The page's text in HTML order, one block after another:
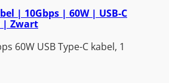
| 10Gbps | 60W | USB-C
| Zwart
60W USB Type-C kabel, 1